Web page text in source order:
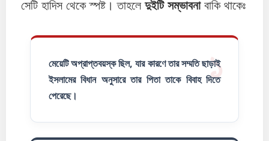
সেটি হাদিস থেকে স্পষ্ট। তাহলে দুইটি সম্ভাবনাবাকি থাকেঃ
১
মেয়েটি অপ্রাপ্তবয়স্ক ছিল, যার কারণে তার সম্মতি ছাড়াই
ইসলামের বিধান অনুসারে তার পিতা তাকে বিবাহ দিতে
পেরেছে।